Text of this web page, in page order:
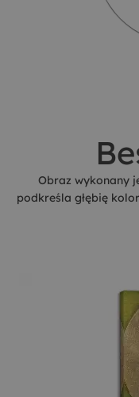
Obraz wykonany
podkreśla głębię